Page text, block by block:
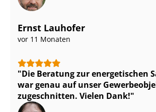
Ernst Lauhofer
vor 11 Monaten
Die Beratung zur energetischen
war genau auf unser
zugeschnitten. Vielen Dank!